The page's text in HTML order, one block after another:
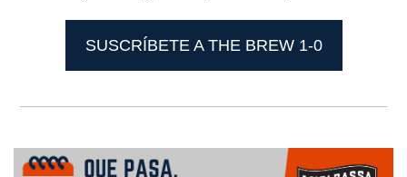
SUSCRÍBETE A THE BREW 1-0